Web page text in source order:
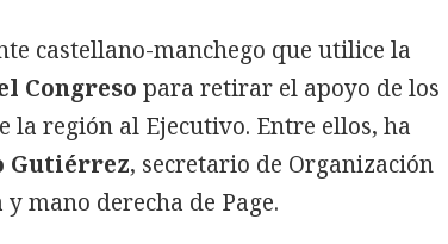
castellano-manchego que utilice la
Congreso para retirar el apoyo de los
la región al Ejecutivo. Entre ellos, ha
Gutiérrez, secretario de Organización
mano derecha de Page.